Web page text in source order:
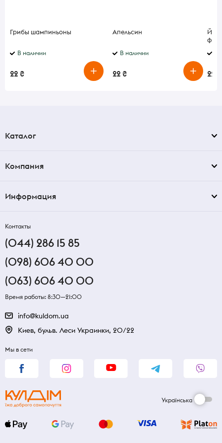
Грибы шампиньоны
В наличии
22 ₴
Апельсин
В наличии
22 ₴ 22 ₴
Каталог
Компания
Информация
Контакты
(044) 286 15 85
(098) 606 40 00
(063) 606 40 00
Время работы: 8:30—21:00
info@kuldom.ua
Киев, бульв. Леси Украинки, 20/22
Мы в сети
Українська